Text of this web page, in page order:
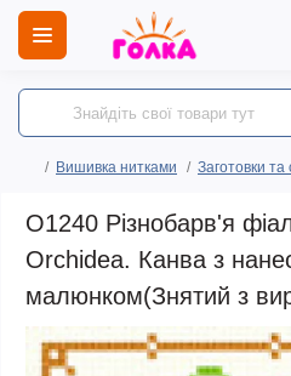
Вишивка нитками Заготовки та
O1240 Різнобарв'я
Orchidea. Канва з
малюнком(Знятий з